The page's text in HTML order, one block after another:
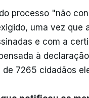
processo "não
uma vez que
e com a
à
7265 cidadãos